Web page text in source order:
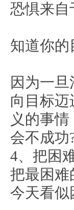
恐惧来自
知道你
因为一
向目标
义的事
会不成功
4、把困
把最困难
今天看似